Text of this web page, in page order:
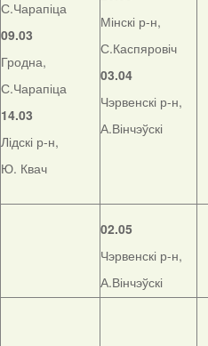
С.Чарапіца
09.03
Гродна,
С.Чарапіца
14.03
Лідскі р-н,
Ю. Квач
Мінскі р-н,
С.Каспяровіч
03.04
Чэрвенскі р-н,
А.Вінчэўскі
02.05
Чэрвенскі р-н,
А.Вінчэўскі